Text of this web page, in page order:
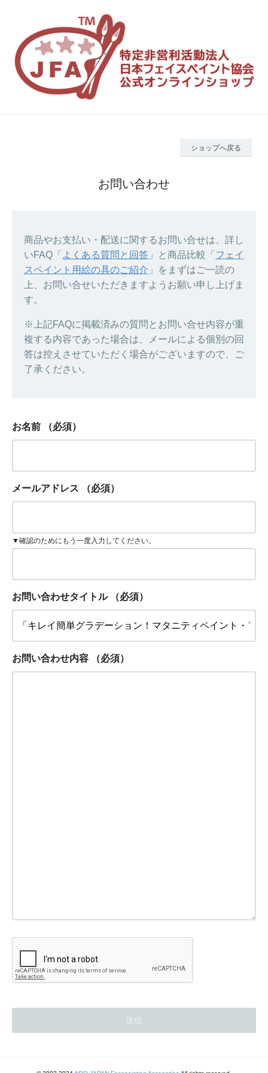
ショップへ戻る
お問い合わせ
商品やお支払い・配送に関するお問い合せは、詳し
いFAQ「 よくある質問と回答 」と商品比較「 フェイ
スペイント用絵の具のご紹介 」をまずはご一読の
上、お問い合せいただきますようお願い申し上げま
す。
※上記FAQに掲載済みの質問とお問い合せ内容が重
複する内容であった場合は、メールによる個別の回
答は控えさせていただく場合がございますので、ご
了承ください。
お名前 （必須）
メールアドレス （必須）
▼確認のためにもう一度入力してください。
お問い合わせタイトル （必須）
お問い合わせ内容 （必須）